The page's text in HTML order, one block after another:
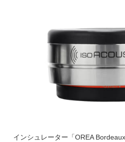
インシュレーター「OREA Bordeaux